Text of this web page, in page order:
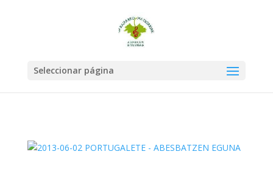
Seleccionar página